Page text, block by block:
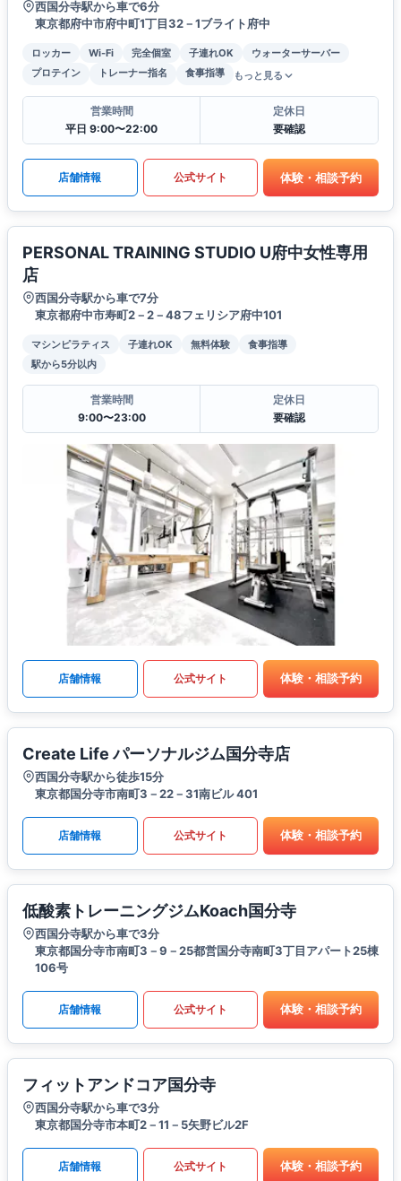
西国分寺駅から車で6分
東京都府中市府中町1丁目32－1ブライト府中
ロッカー Wi-Fi 完全個室 子連れOK
ウォーターサーバー
プロテイン
トレーナー指名 食事指導 もっと見る
営業時間
平日 9:00〜22:00
定休日
要確認
店舗情報 公式サイト 体験・相談予約
PERSONAL TRAINING STUDIO U府中女性専用
店
西国分寺駅から車で7分
東京都府中市寿町2－2－48フェリシア府中101
マシンピラティス 子連れOK 無料体験
食事指導
駅から5分以内
営業時間
9:00〜23:00
定休日
要確認
店舗情報 公式サイト 体験・相談予約
Create Life パーソナルジム国分寺店
西国分寺駅から徒歩15分
東京都国分寺市南町3－22－31南ビル 401
店舗情報 公式サイト 体験・相談予約
低酸素トレーニングジムKoach国分寺
西国分寺駅から車で3分
東京都国分寺市南町3－9－25都営国分寺南町3丁目アパート25棟
106号
店舗情報 公式サイト 体験・相談予約
フィットアンドコア国分寺
西国分寺駅から車で3分
東京都国分寺市本町2－11－5矢野ビル2F
店舗情報 公式サイト 体験・相談予約